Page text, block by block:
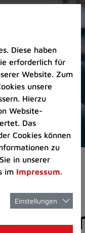
Diese haben
erforderlich für
Website. Zum
unsere
Hierzu
Website-
Das
Cookies können
zu
in unserer
im Impressum.
Einstellungen